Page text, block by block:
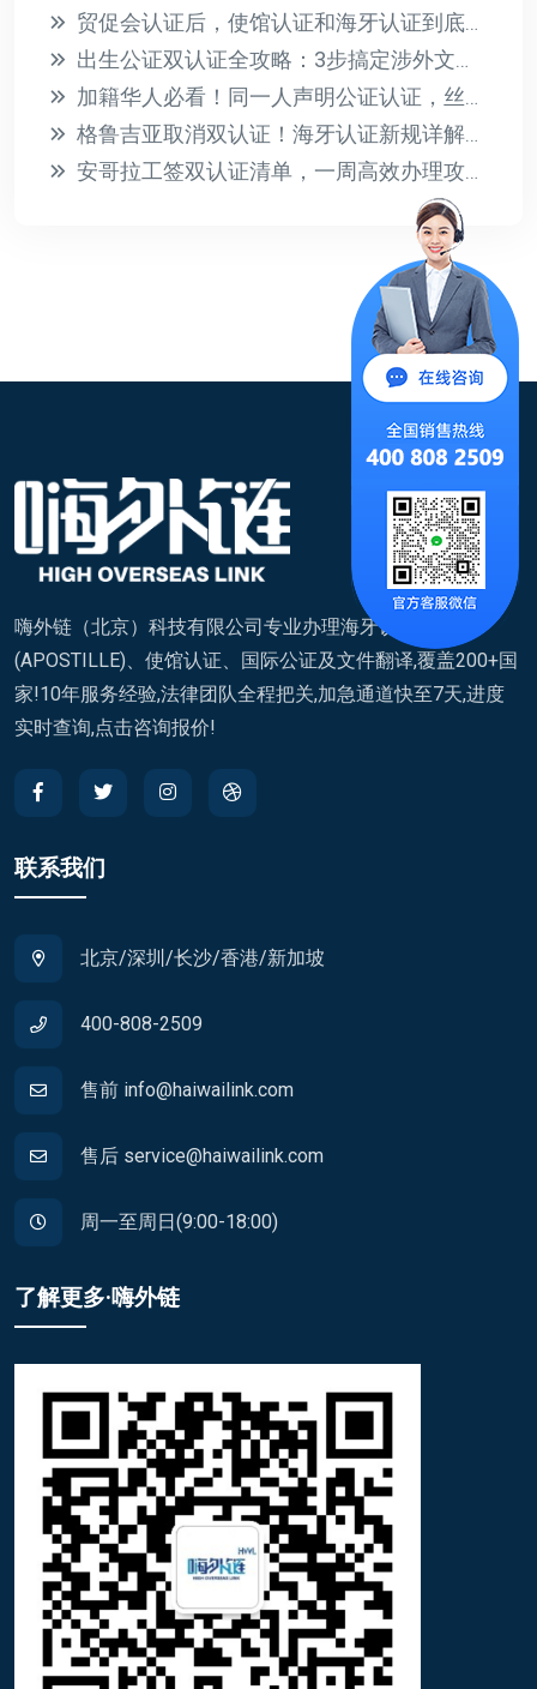
贸促会认证后，使馆认证和海牙认证到底怎么选？一文讲清
出生公证双认证全攻略：3步搞定涉外文件合法使用
加籍华人必看！同一人声明公证认证，丝滑证明“我就是我”
格鲁吉亚取消双认证！海牙认证新规详解与办理指南
安哥拉工签双认证清单，一周高效办理攻略！
嗨外链（北京）科技有限公司专业办理海牙认证
(APOSTILLE)、使馆认证、国际公证及文件翻译,覆盖200+国
家!10年服务经验,法律团队全程把关,加急通道快至7天,进度
实时查询,点击咨询报价!
联系我们
北京/深圳/长沙/香港/新加坡
400-808-2509
售前 info@haiwailink.com
售后 service@haiwailink.com
周一至周日(9:00-18:00)
了解更多·嗨外链